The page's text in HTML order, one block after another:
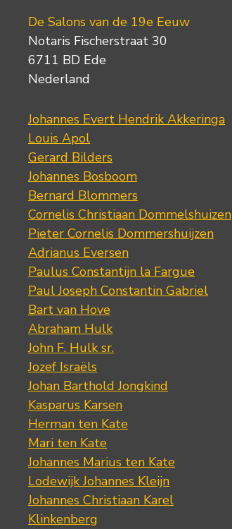
De Salons van de 19e Eeuw
Notaris Fischerstraat 30
6711 BD Ede
Nederland
Johannes Evert Hendrik Akkeringa
Louis Apol
Gerard Bilders
Johannes Bosboom
Bernard Blommers
Cornelis Christiaan Dommelshuizen
Pieter Cornelis Dommershuijzen
Adrianus Eversen
Paulus Constantijn la Fargue
Paul Joseph Constantin Gabriel
Bart van Hove
Abraham Hulk
John F. Hulk sr.
Jozef Israëls
Johan Barthold Jongkind
Kasparus Karsen
Herman ten Kate
Mari ten Kate
Johannes Marius ten Kate
Lodewijk Johannes Kleijn
Johannes Christiaan Karel
Klinkenberg